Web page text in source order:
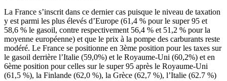
La France s’inscrit dans ce dernier cas puisque le niveau de taxation
y est parmi les plus élevés d’Europe (61,4 % pour le super 95 et
58,6 % le gasoil, contre respectivement 56,4 % et 51,2 % pour la
moyenne européenne) et que le prix à la pompe des carburants reste
modéré. Le France se positionne en 3ème position pour les taxes sur
le gasoil derrière l’Italie (59,0%) et le Royaume-Uni (60,2%) et en
6ème position pour celles sur le super 95 après le Royaume-Uni
(61,5 %), la Finlande (62,0 %), la Grèce (62,7 %), l’Italie (62.7 %)